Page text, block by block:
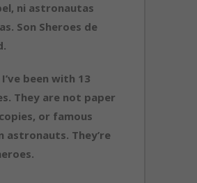
ni astronautas
Son Sheroes de
been with 13
They are not paper
or famous
astronauts. They’re